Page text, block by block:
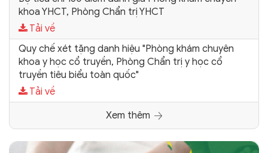
khoa YHCT, Phòng Chẩn trị YHCT
Tải về
Quy chế xét tặng danh hiệu "Phòng khám chuyên
khoa y học cổ truyền, Phòng Chẩn trị y học cổ
truyền tiêu biểu toàn quốc"
Tải về
Xem thêm